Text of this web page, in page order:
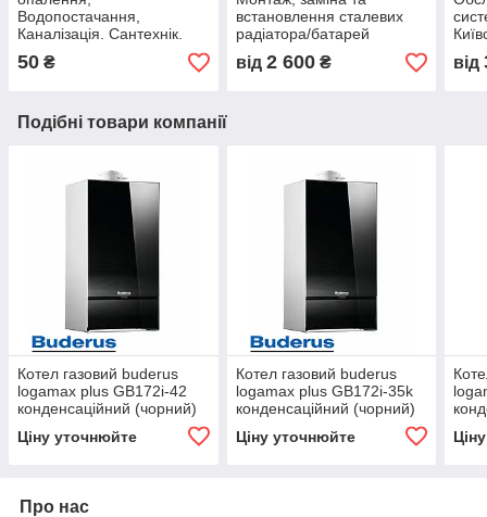
Водопостачання,
Каналізація. Сантехнік.
50 ₴
встановлення сталевих
радіатора/батарей
від 2 600₴ від
Подібні товари компанії
Котел газовий buderus
logamax plus GB172i-42
конденсаційний (чорний)
Ціну уточнюйте
Котел газовий buderus
logamax plus GB172i-35k
конденсаційний (чорний)
Ціну уточнюйте
Про нас